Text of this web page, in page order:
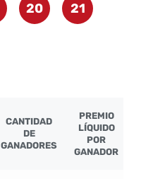
20 21
CANTIDAD
DE
GANADORES
PREMIO
LÍQUIDO
POR
GANADOR